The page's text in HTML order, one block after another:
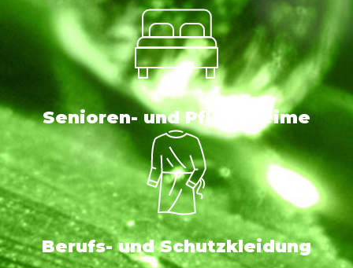
Senioren- und Pflegeheime
Berufs- und Schutzkleidung